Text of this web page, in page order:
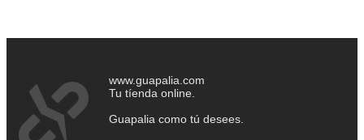
www.guapalia.com
Tu tíenda online.
Guapalia como tú desees.